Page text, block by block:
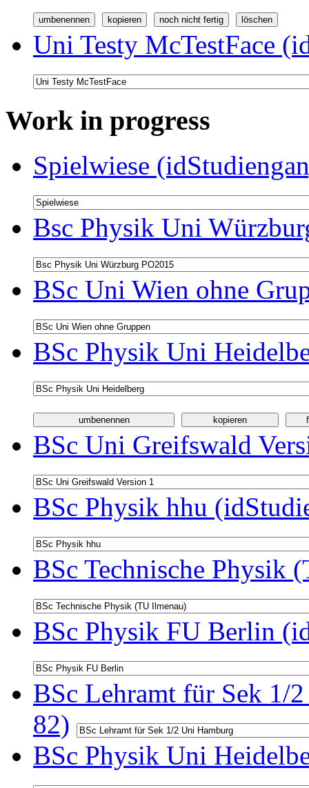
Uni Testy McTestFace
Work in progress
Spielwiese
Bsc Physik Uni
BSc Uni Wien ohne
BSc Physik Uni
BSc Uni Greifswald
BSc Physik hhu
BSc Technische Physik
BSc Physik FU Berlin
BSc Lehramt für Sek 1/
82)
BSc Physik Uni